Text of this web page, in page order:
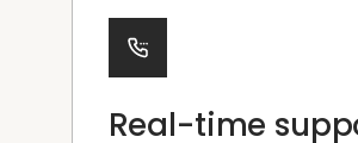
Real-time